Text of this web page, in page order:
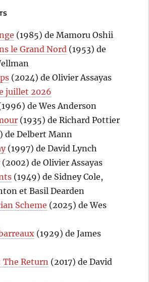
(1985) de Mamoru Oshii
le Grand Nord (1953) de
(2024) de Olivier Assayas
juillet 2026
de Wes Anderson
(1935) de Richard Pottier
de Delbert Mann
(1997) de David Lynch
(2002) de Olivier Assayas
(1949) de Sidney Cole,
et Basil Dearden
Scheme (2025) de Wes
(1929) de James
The Return (2017) de David